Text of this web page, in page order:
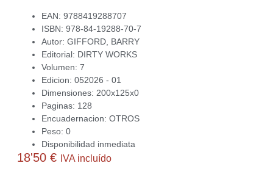
EAN: 9788419288707
ISBN: 978-84-19288-70-7
Autor: GIFFORD, BARRY
Editorial: DIRTY WORKS
Volumen: 7
Edicion: 052026 - 01
Dimensiones: 200x125x0
Paginas: 128
Encuadernacion: OTROS
Peso: 0
Disponibilidad inmediata
18'50 € IVA incluído